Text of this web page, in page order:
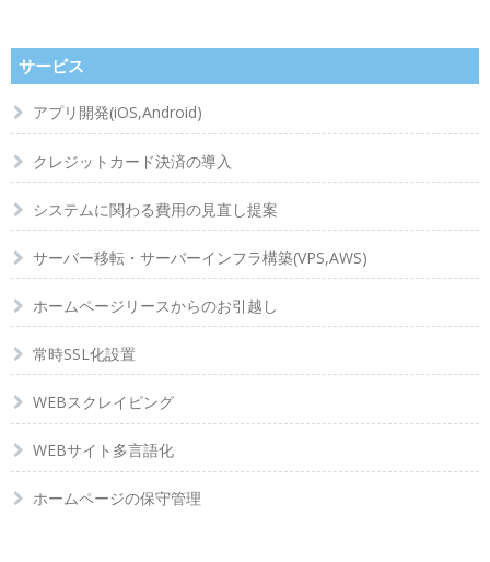
サービス
アプリ開発(iOS,Android)
クレジットカード決済の導入
システムに関わる費用の見直し提案
サーバー移転・サーバーインフラ構築(VPS,AWS)
ホームページリースからのお引越し
常時SSL化設置
WEBスクレイピング
WEBサイト多言語化
ホームページの保守管理